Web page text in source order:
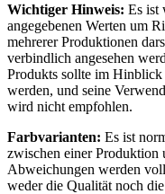
Wichtiger Hinweis: Es ist
angegebenen Werten um
mehrerer Produktionen
verbindlich angesehen
Produkts sollte im
werden, und seine
wird nicht empfohlen.
Farbvarianten: Es ist
zwischen einer Produktion
Abweichungen werden
weder die Qualität noch